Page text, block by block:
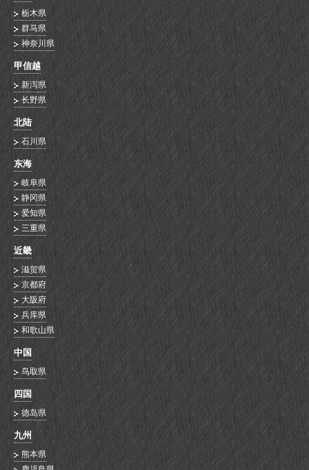
栃木県
群马県
神奈川県
甲信越
新泻県
长野県
北陆
石川県
东海
岐阜県
静冈県
爱知県
三重県
近畿
滋贺県
京都府
大阪府
兵库県
和歌山県
中国
鸟取県
四国
徳岛県
九州
熊本県